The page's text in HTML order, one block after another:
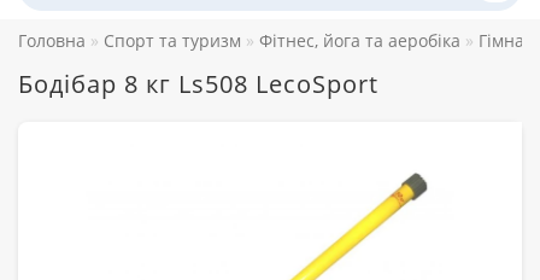
Головна Спорт та туризм Фітнес, йога та аеробіка
Бодібар 8 кг Ls508 LecoSport